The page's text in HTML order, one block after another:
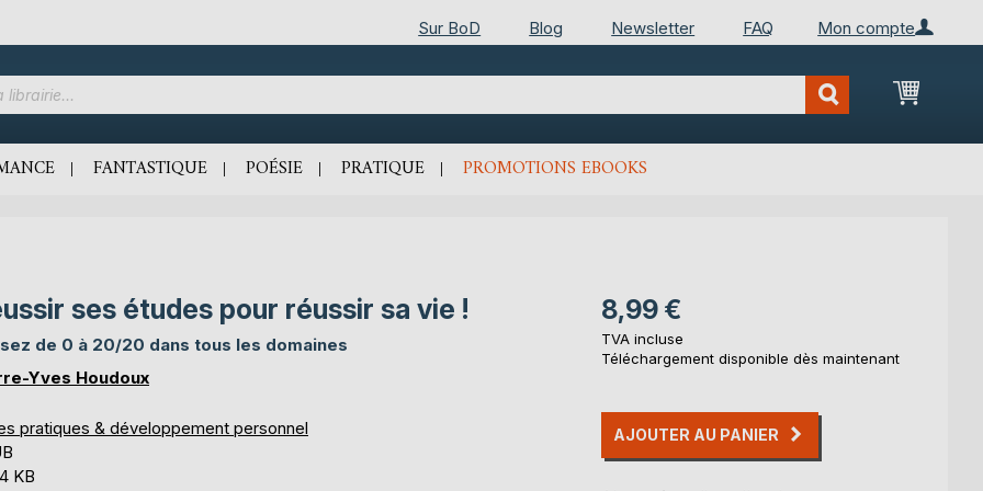
Mon compte
Sur BoD Blog Newsletter FAQ
Mon
FANTASTIQUE POÉSIE PRATIQUE PROMOTIONS EBOOKS
ses études pour réussir sa vie !
de 0 à 20/20 dans tous les domaines
Yves Houdoux
pratiques & développement personnel
KB
8,99 €
TVA incluse
Téléchargement disponible dès maintenant
AJOUTER AU PANIER